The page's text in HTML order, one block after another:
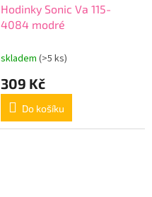
Hodinky Sonic Va 115-
4084 modré
skladem (>5 ks)
309 Kč
Do košíku